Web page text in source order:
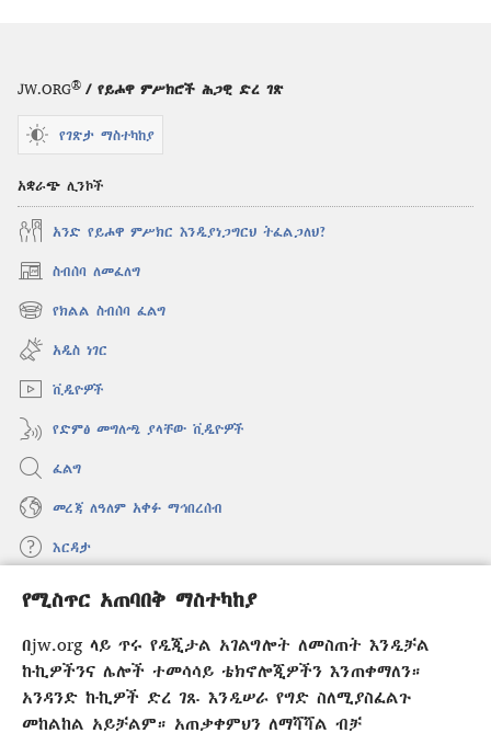
የሚስጥር አጠባበቅ ማስተካከያ
በjw.org ላይ ጥሩ የዲጂታል አገልግሎት ለመስጠት እንዲቻል
ኩኪዎችንና ሌሎች ተመሳሳይ ቴክኖሎጂዎችን እንጠቀማለን።
አንዳንድ ኩኪዎች ድረ ገጹ እንዲሠራ የግድ ስለሚያስፈልጉ
መከልከል አይቻልም። አጠቃቀምህን ለማሻሻል ብቻ
JW.ORG® / የይሖዋ ምሥክሮች ሕጋዊ ድረ ገጽ
የገጽታ ማስተካከያ
አቋራጭ ሊንኮች
አንድ የይሖዋ ምሥክር እንዲያነጋግርህ ትፈልጋለህ?
ስብሰባ ለመፈለግ
(አዲስ
ዊንዶው
ክፈት)
የክልል ስብሰባ ፈልግ
(አዲስ
ዊንዶው
ክፈት)
አዲስ ነገር
ቪዲዮዎች
የድምፅ መግለጫ ያላቸው ቪዲዮዎች
ፈልግ
መረጃ ለዓለም አቀፉ ማኅበረሰብ
እርዳታ
መዋጮዎች
(አዲስ
ክፈት)
የመጠበቂያ ግንብ የኢንተርኔት ቤተ መጻሕፍት
(አዲስ
ዊንዶው
®
(አዲስ